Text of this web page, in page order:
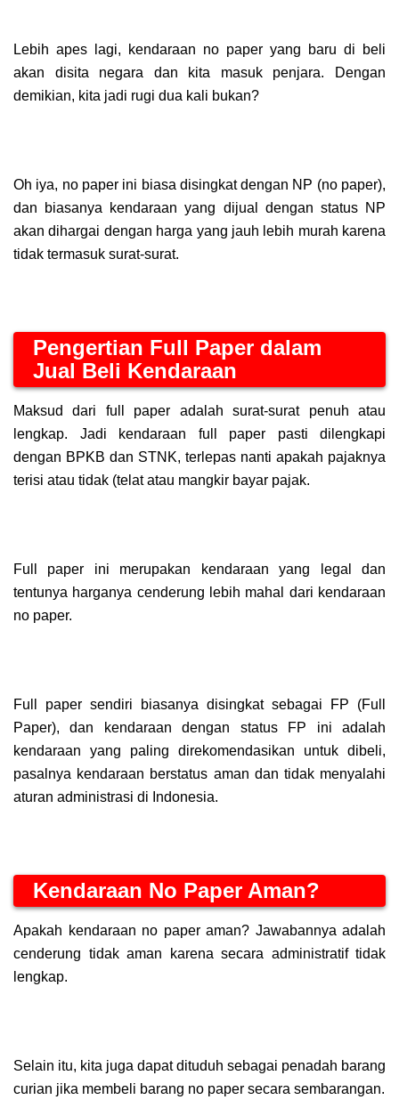
Lebih apes lagi, kendaraan no paper yang baru di beli
akan disita negara dan kita masuk penjara. Dengan
demikian, kita jadi rugi dua kali bukan?
Oh iya, no paper ini biasa disingkat dengan NP (no paper),
dan biasanya kendaraan yang dijual dengan status NP
akan dihargai dengan harga yang jauh lebih murah karena
tidak termasuk surat-surat.
Pengertian Full Paper dalam
Jual Beli Kendaraan
Maksud dari full paper adalah surat-surat penuh atau
lengkap. Jadi kendaraan full paper pasti dilengkapi
dengan BPKB dan STNK, terlepas nanti apakah pajaknya
terisi atau tidak (telat atau mangkir bayar pajak.
Full paper ini merupakan kendaraan yang legal dan
tentunya harganya cenderung lebih mahal dari kendaraan
no paper.
Full paper sendiri biasanya disingkat sebagai FP (Full
Paper), dan kendaraan dengan status FP ini adalah
kendaraan yang paling direkomendasikan untuk dibeli,
pasalnya kendaraan berstatus aman dan tidak menyalahi
aturan administrasi di Indonesia.
Kendaraan No Paper Aman?
Apakah kendaraan no paper aman? Jawabannya adalah
cenderung tidak aman karena secara administratif tidak
lengkap.
Selain itu, kita juga dapat dituduh sebagai penadah barang
curian jika membeli barang no paper secara sembarangan.